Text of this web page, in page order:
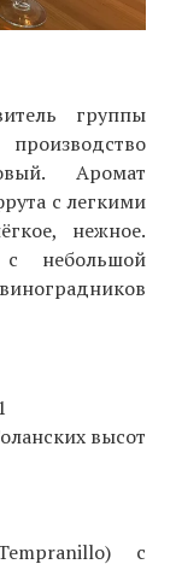
группы
Аромат
с легкими
нежное.
небольшой
высот
с